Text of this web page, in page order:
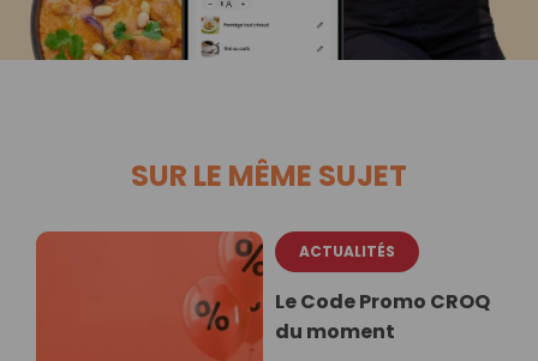
SUR LE MÊME SUJET
ACTUALITÉS
Le Code Promo CROQ
du moment